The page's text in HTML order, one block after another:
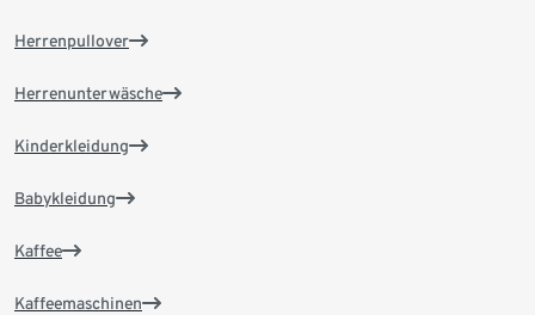
Herrenpullover
Herrenunterwäsche
Kinderkleidung
Babykleidung
Kaffee
Kaffeemaschinen